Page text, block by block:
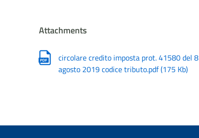
Attachments
circolare credito imposta prot. 41580 del 8
agosto 2019 codice tributo.pdf(175 Kb)